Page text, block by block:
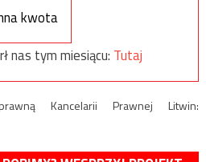
kwota
nas tym miesiącu: Tutaj
Kancelarii Prawnej Litwin: